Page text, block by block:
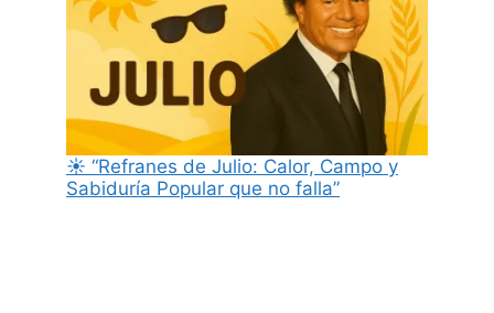
☀️ “Refranes de Julio: Calor, Campo y
Sabiduría Popular que no falla”